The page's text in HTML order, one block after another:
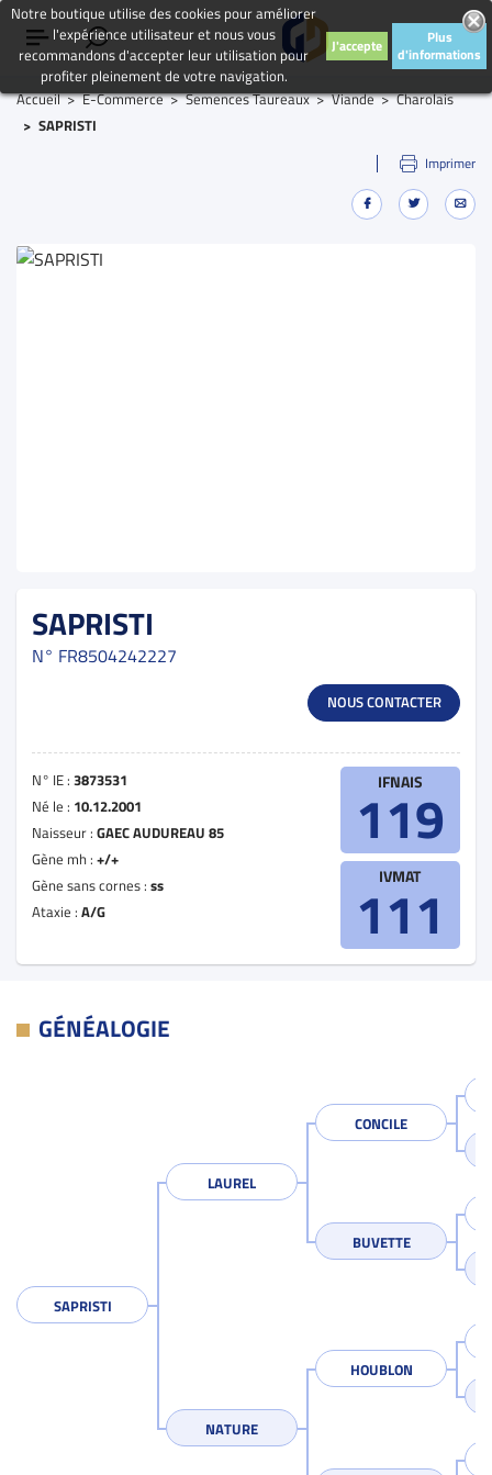
Accueil E-Commerce Semences Taureaux Viande
Charolais
SAPRISTI
Imprimer
SAPRISTI
N° FR8504242227
NOUS CONTACTER
N° IE : 3873531
Né le : 10.12.2001
Naisseur : GAEC AUDUREAU 85
Gène mh : +/+
Gène sans cornes : ss
Ataxie : A/G
IFNAIS
119
IVMAT
111
GÉNÉALOGIE
SAPRISTI
LAUREL
CONCILE
BUVETTE
NATURE
HOUBLON
Notre boutique utilise des cookies pour améliorer
l'expérience utilisateur et nous vous
recommandons d'accepter leur utilisation pour
profiter pleinement de votre navigation.
J'accepte
Plus
d'informations